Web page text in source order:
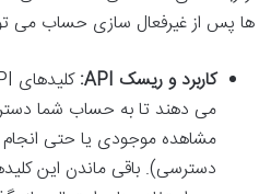
ها پس از غیرفعال سازی حساب می
کاربرد و ریسک API:
می دهند تا به حساب شما
مشاهده موجودی یا حتی
دسترسی). باقی ماندن این